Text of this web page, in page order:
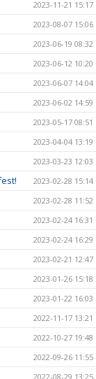
2023-11-21 15:17
2023-08-07 15:06
2023-06-19 08:32
2023-06-12 10:20
2023-06-07 14:04
2023-06-02 14:59
2023-05-17 08:51
2023-04-04 13:19
2023-03-23 12:03
2023-02-28 15:14
2023-02-28 11:52
2023-02-24 16:31
2023-02-24 16:29
2023-02-21 12:47
2023-01-26 15:18
2023-01-22 16:03
2022-11-17 13:21
2022-10-27 19:48
2022-09-26 11:55
2022-08-29 13:25